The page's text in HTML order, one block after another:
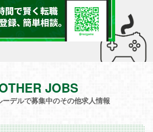
JOBS
ーデルで募集中のその他求人情報